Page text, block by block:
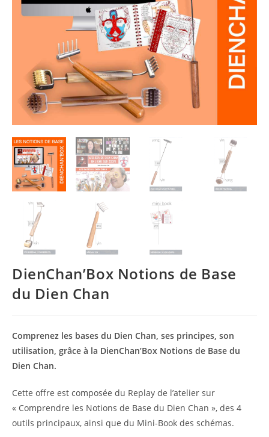
DienChan’Box Notions de Base
du Dien Chan
Comprenez les bases du Dien Chan, ses principes, son
utilisation, grâce à la DienChan’Box Notions de Base du
Dien Chan.
Cette offre est composée du Replay de l’atelier sur
« Comprendre les Notions de Base du Dien Chan », des 4
outils principaux, ainsi que du Mini-Book des schémas.